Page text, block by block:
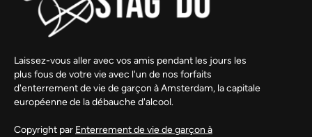
Laissez-vous aller avec vos amis pendant les jours les
plus fous de votre vie avec l'un de nos forfaits
d'enterrement de vie de garçon à Amsterdam, la capitale
européenne de la débauche d'alcool.
Copyright par Enterrement de vie de garçon à